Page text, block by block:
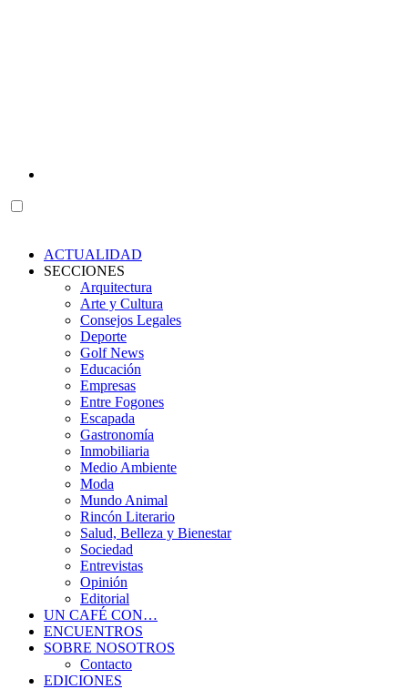
ACTUALIDAD
SECCIONES
Arquitectura
Arte y Cultura
Consejos Legales
Deporte
Golf News
Educación
Empresas
Entre Fogones
Escapada
Gastronomía
Inmobiliaria
Medio Ambiente
Moda
Mundo Animal
Rincón Literario
Salud, Belleza y Bienestar
Sociedad
Entrevistas
Opinión
Editorial
UN CAFÉ CON…
ENCUENTROS
SOBRE NOSOTROS
Contacto
EDICIONES